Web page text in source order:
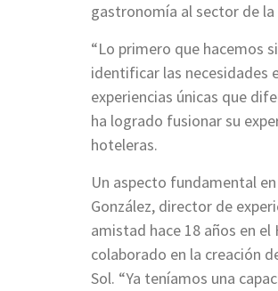
gastronomía al sector de
“Lo primero que hacemos
identificar las necesidades
experiencias únicas que
ha logrado fusionar su
hoteleras.
Un aspecto fundamental
González, director de
amistad hace 18 años en
colaborado en la creación
Sol. “Ya teníamos una